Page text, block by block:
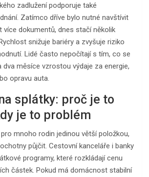
zadlužení podporuje také
Zatímco dříve bylo nutné navštívit
více dokumentů, dnes stačí několik
snižuje bariéry a zvyšuje riziko
Lidé často nepočítají s tím, co se
dva měsíce vzrostou výdaje za energie,
opravu auta.
splátky: proč je to
je to problém
mnoho rodin jedinou větší položkou,
půjčit. Cestovní kanceláře i banky
programy, které rozkládají cenu
částek. Pokud má domácnost stabilní